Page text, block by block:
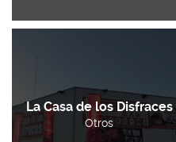
La Casa de los Disfraces
Otros